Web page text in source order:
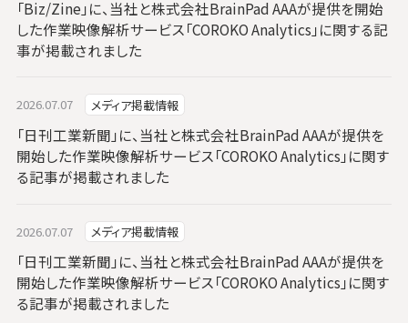
「Biz/Zine」に、当社と株式会社BrainPad AAAが提供を開始
した作業映像解析サービス「COROKO Analytics」に関する記
事が掲載されました
2026.07.07 メディア掲載情報
「日刊工業新聞」に、当社と株式会社BrainPad AAAが提供を
開始した作業映像解析サービス「COROKO Analytics」に関す
る記事が掲載されました
2026.07.07 メディア掲載情報
「日刊工業新聞」に、当社と株式会社BrainPad AAAが提供を
開始した作業映像解析サービス「COROKO Analytics」に関す
る記事が掲載されました